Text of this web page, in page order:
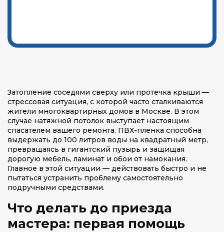
Затопление соседями сверху или протечка крыши —
стрессовая ситуация, с которой часто сталкиваются
жители многоквартирных домов в Москве. В этом
случае натяжной потолок выступает настоящим
спасателем вашего ремонта. ПВХ-пленка способна
выдержать до 100 литров воды на квадратный метр,
превращаясь в гигантский пузырь и защищая
дорогую мебель, ламинат и обои от намокания.
Главное в этой ситуации — действовать быстро и не
пытаться устранить проблему самостоятельно
подручными средствами.
Что делать до приезда
мастера: первая помощь